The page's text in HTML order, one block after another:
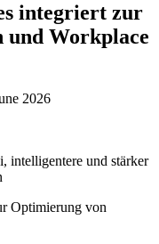
integriert zur
und Workplace
2026
intelligentere und stärker